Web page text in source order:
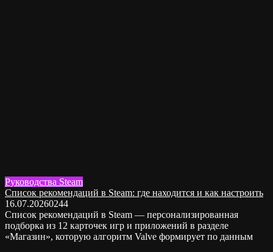
Руководства Steam
Список рекомендаций в Steam: где находится и как настроить
16.07.20260244
Список рекомендаций в Steam — персонализированная
подборка из 12 карточек игр и приложений в разделе
«Магазин», которую алгоритм Valve формирует по данным